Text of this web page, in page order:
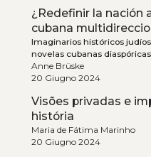
¿Redefinir la nación
cubana
Imaginarios históricos
novelas cubanas diaspóricas
Anne Brüske
20 Giugno 2024
Visões privadas e
história
Maria de Fátima Marinho
20 Giugno 2024